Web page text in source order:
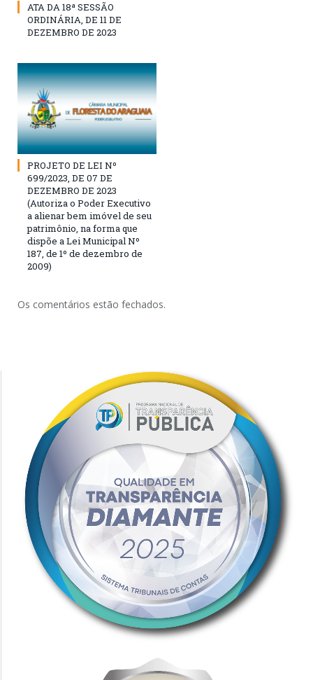
ATA DA 18ª SESSÃO
ORDINÁRIA, DE 11 DE
DEZEMBRO DE 2023
PROJETO DE LEI Nº
699/2023, DE 07 DE
DEZEMBRO DE 2023
(Autoriza o Poder Executivo
a alienar bem imóvel de seu
patrimônio, na forma que
dispõe a Lei Municipal Nº
187, de 1º de dezembro de
2009)
Os comentários estão fechados.